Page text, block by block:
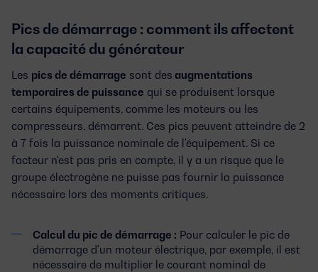
Pics de démarrage : comment ils affectent
la capacité du générateur
Les pics de démarrage sont des augmentations
temporaires de puissance qui se produisent lorsque
certains équipements, comme les moteurs ou les
compresseurs, démarrent. Ces pics peuvent atteindre de 2
à 7 fois la puissance nominale de l'équipement. Si ce
facteur n'est pas pris en compte, il y a un risque que le
groupe électrogène ne puisse pas fournir la puissance
nécessaire lors des moments critiques.
Calcul du pic de démarrage : Pour calculer le pic de
démarrage d'un moteur électrique, par exemple, il est
nécessaire de multiplier le courant nominal de